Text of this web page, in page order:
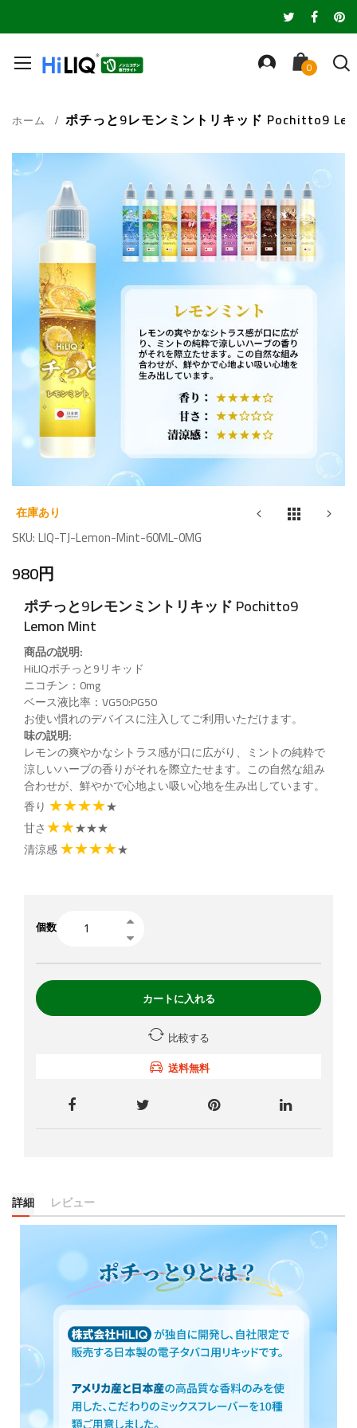
ホーム
ポチっと9レモンミントリキッド Pochitto9
Skip
to
end
images
gallery
to
the
of
images
gallery
在庫あり
SKU LIQ-TJ-Lemon-Mint-60ML-0MG
980円
ポチっと9レモンミントリキッド Pochitto9
Lemon Mint
商品の説明:
HiLIQポチっと9リキッド
ニコチン：0mg
ベース液比率：VG50:PG50
お使い慣れのデバイスに注入してご利用いただけます。
味の説明:
レモンの爽やかなシトラス感が口に広がり、ミントの純粋で
涼しいハーブの香りがそれを際立たせます。この自然な組み
合わせが、鮮やかで心地よい吸い心地を生み出しています。
香り ★★★★★
甘さ★★★★★
清涼感★★★★★
個数
カートに入れる
比較する
送料無料
詳細 レビュー